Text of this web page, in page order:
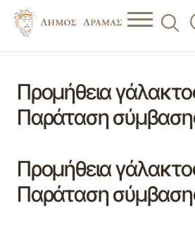
Προμήθεια
Παράταση
Προμήθεια
Παράταση